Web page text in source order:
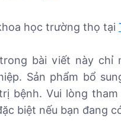
học trường thọ tại
bài viết này chỉ
Sản phẩm bổ
bệnh. Vui lòng
biệt nếu bạn đang